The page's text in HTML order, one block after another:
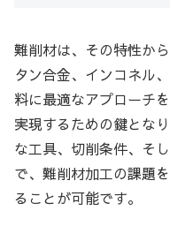
難削材は、その特性か
タン合金、インコネル
料に最適なアプローチ
実現するための鍵とな
な工具、切削条件、そ
で、難削材加工の課題
ることが可能です。